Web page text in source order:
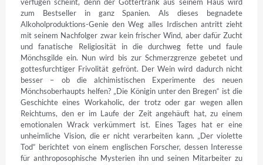
zum Bestseller in ganz Spanien. Als dieses begnadete
Alkoholproduktions-Genie den Weg alles Irdischen antritt zieht
mit seinem Nachfolger zwar kein frischer Wind, aber dafür Zucht
und fanatische Religiosität in die durchweg fette und faule
Mönchsgilde ein. Nun wird bis zur Schmerzgrenze gebetet und
gottesfurchtiger Frivolität gefrönt. Der Wein wird dadurch nicht
besser – ob die alchimistischen Experimente des neuen
Mönchsoberhaupts helfen? „Die Königin unter den Bregen“ ist die
Geschichte eines Workaholic, der trotz oder gar wegen allen
Reichtums, den er im Laufe der Zeit angehäuft hat, zu einem
emotionalen Wrack verkümmert ist. Eines Tages hat er eine
unheimliche Vision, die er nicht verarbeiten kann. „Der violette
Tod“ berichtet von einem englischen Forscher, dessen Interesse
für anthroposophische Mysterien ihn und seinen Mitarbeiter zu